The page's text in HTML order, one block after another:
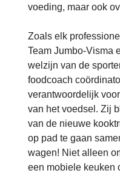
voeding, maar ook
Zoals elk
Team Jumbo-Visma
welzijn van de
foodcoach
verantwoordelijk
van het voedsel. Zij
van de nieuwe
op pad te gaan
wagen! Niet alleen
een mobiele keuken